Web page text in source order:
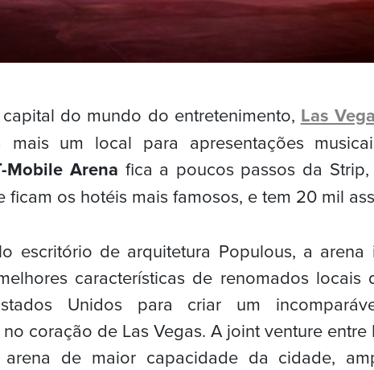
do mundo do entretenimento, Las
mais um local para apresentações
Mobile Arena fica a poucos passos da
ficam os hotéis mais famosos, e tem 20 mil
escritório de arquitetura Populous, a arena
características de renomados locais
Unidos para criar um
coração de Las Vegas. A joint venture entre
de maior capacidade da cidade,